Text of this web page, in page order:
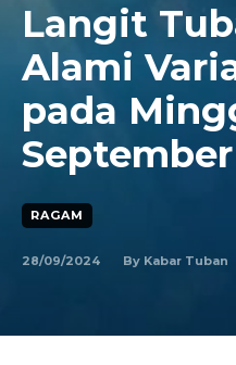
Langit
Alami
pada
RAGAM
28/09/2024 By Kabar Tuban